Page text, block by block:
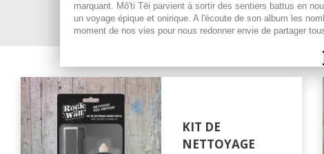
marquant. Mô'ti Tëi parvient à sortir des sentiers battus en
un voyage épique et onirique. A l'écoute de son album les
moment de nos vies pour nous redonner envie de partager
KIT DE
NETTOYAGE